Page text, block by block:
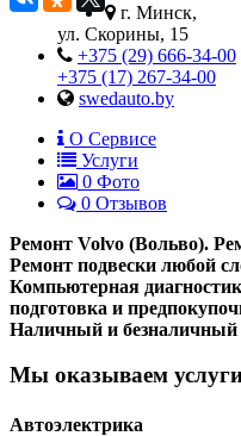
г. Минск,
ул. Скорины, 15
+375 (29) 666-34-00
+375 (17) 267-34-00
swedauto.by
О Сервисе
Услуги
0 Фото
0 Отзывов
Ремонт Volvo (Вольво).
Ремонт подвески любой
Компьютерная
подготовка и
Наличный и безналичный
Мы оказываем
Автоэлектрика